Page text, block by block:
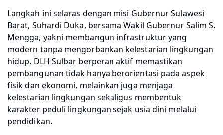
Langkah ini selaras dengan misi Gubernur Sulawesi
Barat, Suhardi Duka, bersama Wakil Gubernur Salim S.
Mengga, yakni membangun infrastruktur yang
modern tanpa mengorbankan kelestarian lingkungan
hidup. DLH Sulbar berperan aktif memastikan
pembangunan tidak hanya berorientasi pada aspek
fisik dan ekonomi, melainkan juga menjaga
kelestarian lingkungan sekaligus membentuk
karakter peduli lingkungan sejak usia dini melalui
pendidikan.